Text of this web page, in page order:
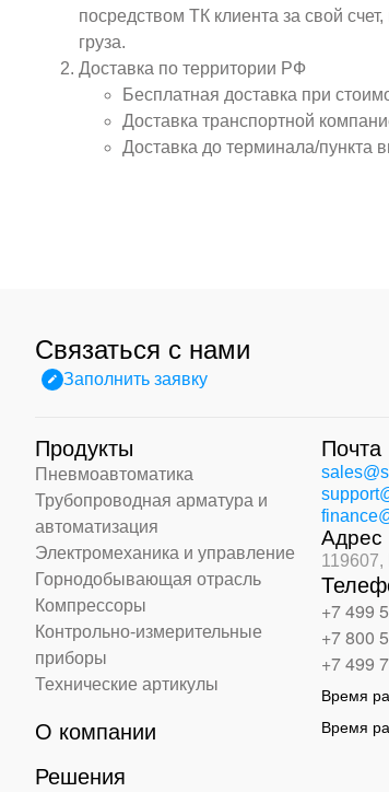
посредством ТК клиента за свой
груза.
Доставка по территории РФ
Бесплатная доставка при
Доставка транспортной
Доставка до терминала/
Связаться с нами
Заполнить заявку
Продукты
Пневмоавтоматика
Трубопроводная арматура и
автоматизация
Электромеханика и управление
Горнодобывающая отрасль
Компрессоры
Контрольно-измерительные
приборы
Технические артикулы
О компании
Решения
Почта
Адрес
119607,
+7 499
+7 800
+7 499
Время
Время